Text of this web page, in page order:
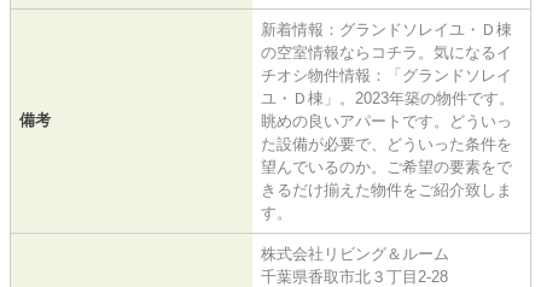
備考
新着情報：グランドソレイユ・Ｄ棟
の空室情報ならコチラ。気になるイ
チオシ物件情報：「グランドソレイ
ユ・Ｄ棟」。2023年築の物件です。
眺めの良いアパートです。どういっ
た設備が必要で、どういった条件を
望んでいるのか。ご希望の要素をで
きるだけ揃えた物件をご紹介致しま
す。
株式会社リビング＆ルーム
千葉県香取市北３丁目2-28